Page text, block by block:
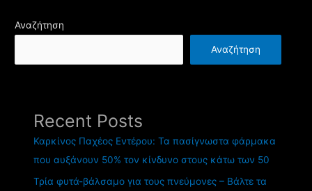
Αναζήτηση
Αναζήτηση
Recent Posts
Καρκίνος Παχέος Εντέρου: Τα πασίγνωστα φάρμακα
που αυξάνουν 50% τον κίνδυνο στους κάτω των 50
Τρία φυτά-βάλσαμο για τους πνεύμονες – Βάλτε τα